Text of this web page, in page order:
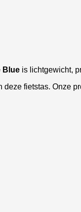
Blue is lichtgewicht,
fietstas. Onze